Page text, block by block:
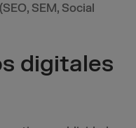
SEM, Social
digitales